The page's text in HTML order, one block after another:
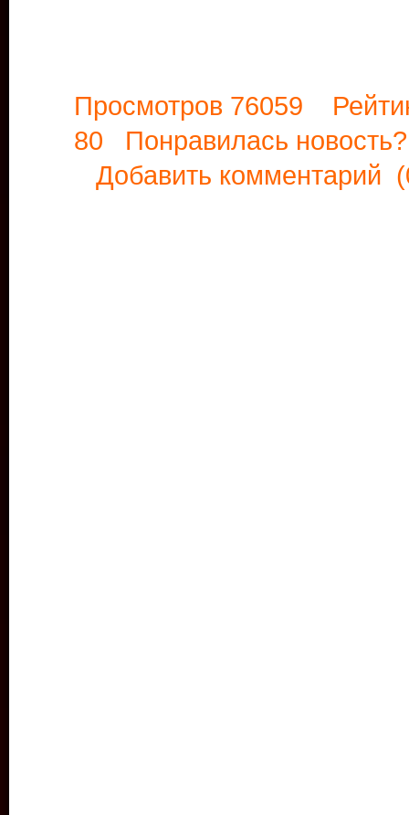
Просмотров 76059
80 Понравилась
Добавить комментарий